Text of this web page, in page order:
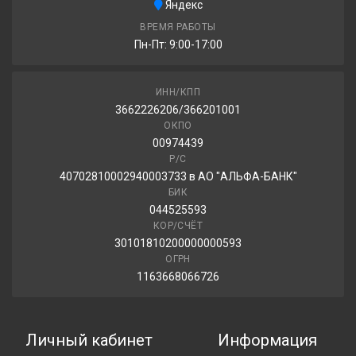
9 200.00 ₽
Sailun Ice Blazer WST3 235/55R18 100T
9 400.00 ₽
Яндекс
ВРЕМЯ РАБОТЫ
Пн-Пт: 9:00-17:00
ИНН/КПП
3662226206/366201001
ОКПО
00974439
Р/С
40702810002940003733 в АО "АЛЬФА-БАНК"
БИК
044525593
КОР/СЧЁТ
30101810200000000593
ОГРН
1163668066726
Личный кабинет Информация